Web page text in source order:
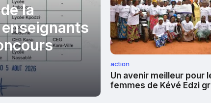
la
action
Un avenir meilleur pour
femmes de Kévé Edzi